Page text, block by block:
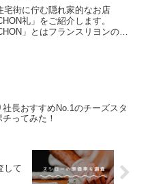
宅街に佇む隠れ家的なお店
礼」をご紹介します。
」とはフランスリヨンの郷
社長おすすめNo.1のチーズスタ
ってみた！
して